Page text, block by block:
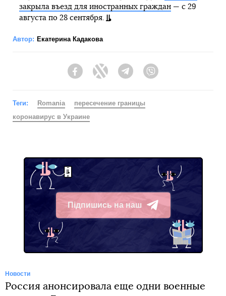
закрыла въезд для иностранных граждан— с 29
августа по 28 сентября.
Автор: Екатерина Кадакова
FacebookTwitter Telegram
Теги: Romania
пересечение границы
коронавирус в Украине
Підпишись на наш
Telegram
Новости
Россия анонсировала еще одни военные